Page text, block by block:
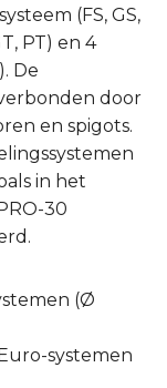
(FS, GS,
PT) en 4
De
door
en spigots.
in het
30
(Ø
systemen